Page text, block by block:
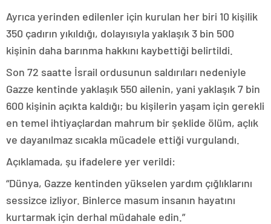
Ayrıca yerinden edilenler için kurulan her biri 10 kişilik
350 çadırın yıkıldığı, dolayısıyla yaklaşık 3 bin 500
kişinin daha barınma hakkını kaybettiği belirtildi.
Son 72 saatte İsrail ordusunun saldırıları nedeniyle
Gazze kentinde yaklaşık 550 ailenin, yani yaklaşık 7 bin
600 kişinin açıkta kaldığı; bu kişilerin yaşam için gerekli
en temel ihtiyaçlardan mahrum bir şeklide ölüm, açlık
ve dayanılmaz sıcakla mücadele ettiği vurgulandı.
Açıklamada, şu ifadelere yer verildi:
“Dünya, Gazze kentinden yükselen yardım çığlıklarını
sessizce izliyor. Binlerce masum insanın hayatını
kurtarmak için derhal müdahale edin.”